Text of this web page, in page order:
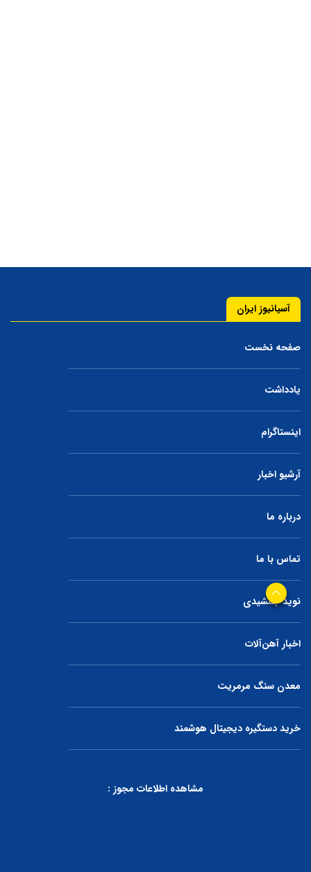
آسیانیوز ایران
صفحه نخست
یادداشت
اینستاگرام
آرشیو اخبار
درباره ما
تماس با ما
نوید جمشیدی
اخبار آهن‌آلات
معدن سنگ مرمریت
خرید دستگیره دیجیتال هوشمند
مشاهده اطلاعات مجوز :